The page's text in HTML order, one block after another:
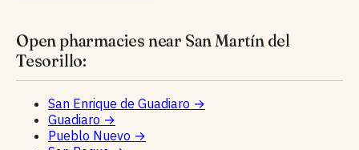
Open pharmacies near San Martín del
Tesorillo:
San Enrique de Guadiaro →
Guadiaro →
Pueblo Nuevo →